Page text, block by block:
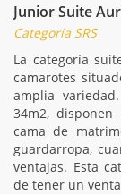
Junior Suite
Categoría SRS
La categoría
camarotes
amplia
34m2,
cama de
guardarropa,
ventajas. Esta
de tener un